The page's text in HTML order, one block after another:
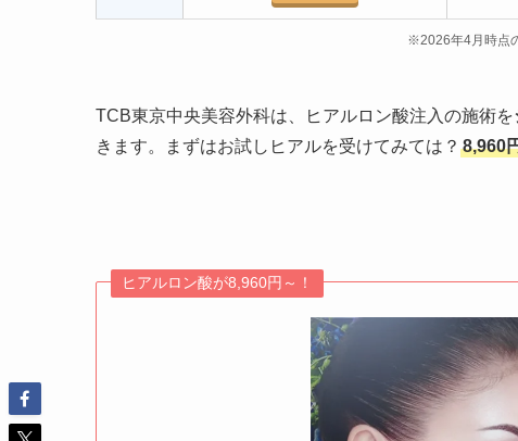
※2026年4月時点
TCB東京中央美容外科は、ヒアルロン酸注入の施術を
きます。まずはお試しヒアルを受けてみては？ 8,960
ヒアルロン酸が8,960円～！